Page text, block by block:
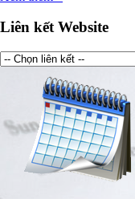
Liên kết Website